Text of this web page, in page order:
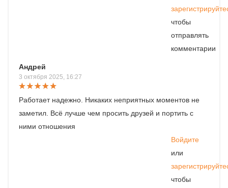
чтобы
отправлять
комментарии
Андрей
3 октября 2025, 16:27
Работает надежно. Никаких неприятных моментов не
заметил. Всё лучше чем просить друзей и портить с
ними отношения
Войдите
или
чтобы